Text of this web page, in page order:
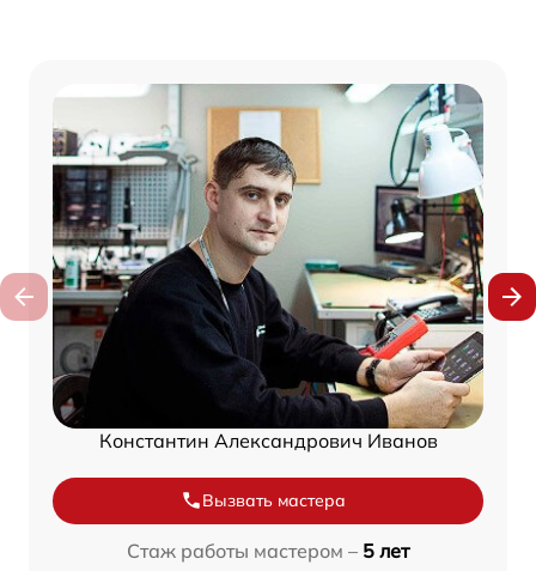
Константин Александрович Иванов
Вызвать мастера
Стаж работы мастером – 5 лет